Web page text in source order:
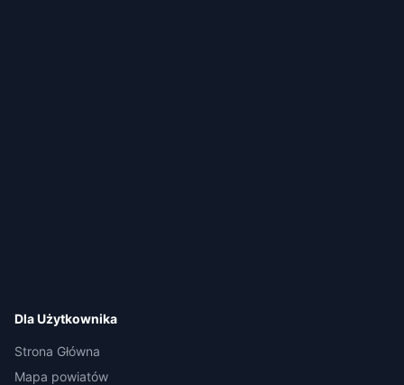
Dla Użytkownika
Strona Główna
Mapa powiatów